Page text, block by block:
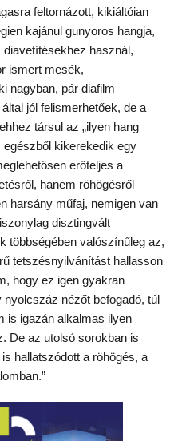
feltornázott, kikiáltóian
kajánul gunyoros hangja,
használ,
ismert mesék,
nagyban, pár diafilm
jól felismerhetőek, de a
társul az „ilyen hang
egészből kikerekedik egy
erőteljes a
hanem röhögésről
harsány műfaj, nemigen van
disztingvált
többségében valószínűleg az,
tetszésnyilvánítást hallasson
hogy ez igen gyakran
nézőt befogadó, túl
is igazán alkalmas ilyen
De az utolsó sorokban is
hallatszódott a röhögés, a